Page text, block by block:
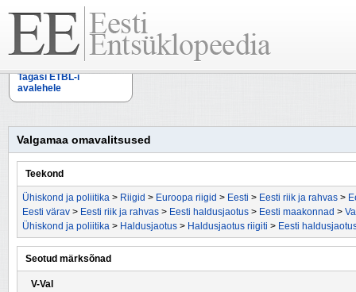
Tagasi ETBL-i
avalehele
Valgamaa omavalitsused
Teekond
Ühiskond ja poliitika > Riigid > Euroopa riigid > Eesti > Eesti riik ja rahvas >
Eesti värav > Eesti riik ja rahvas > Eesti haldusjaotus > Eesti maakonnad >
Ühiskond ja poliitika > Haldusjaotus > Haldusjaotus riigiti > Eesti
Seotud märksõnad
V-Val